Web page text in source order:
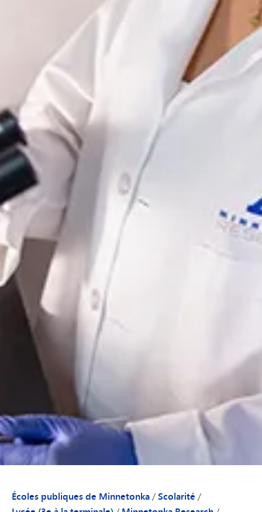
Écoles publiques de Minnetonka/Scolarité /